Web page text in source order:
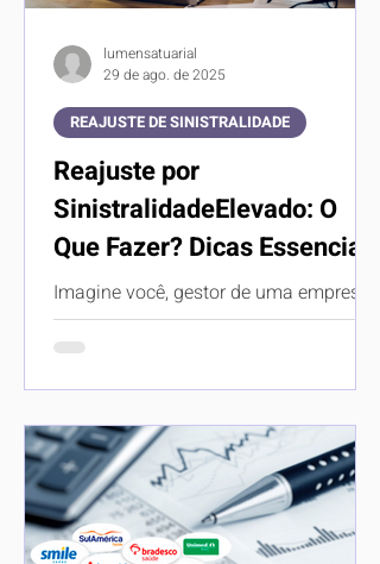
Reajuste por
SinistralidadeElevado: O
Que Fazer? Dicas Essenciais
Imagine você, gestor de uma empresa
ou usuário de um plano de saúde
coletivo recebendo a notícia que seus
REAJUSTE DE SINISTRALIDADE
lumensatuarial
29 de ago. de 2025